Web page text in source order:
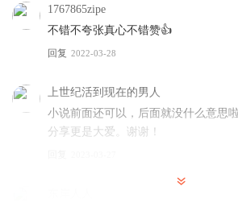
1767865zipe
不错不夸张真心不错赞👍
回复 2022-03-28
上世纪活到现在的男人
小说前面还可以，后面就没什么意思
分享更是大爱。谢谢！